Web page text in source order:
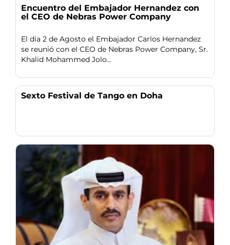
Encuentro del Embajador Hernandez con
el CEO de Nebras Power Company
El día 2 de Agosto el Embajador Carlos Hernandez
se reunió con el CEO de Nebras Power Company, Sr.
Khalid Mohammed Jolo...
Sexto Festival de Tango en Doha